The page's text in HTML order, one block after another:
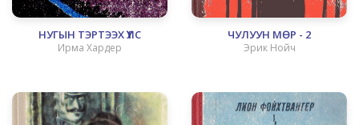
НУГЫН ТЭРТЭЭХ ҮҮЛС
Ирма Хардер
ЧУЛУУН МӨР - 2
Эрик Нойч